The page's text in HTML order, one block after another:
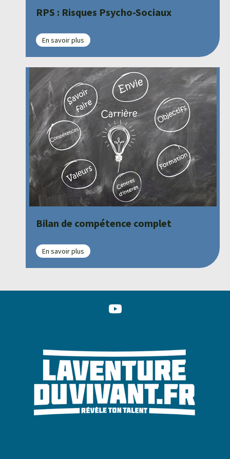
RPS : Risques Psycho-Sociaux
En savoir plus
Bilan de compétence complet
En savoir plus